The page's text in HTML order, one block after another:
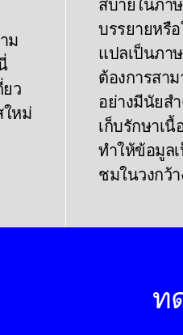
ม
ว
ใหม่
สบายในภา
บรรยายหรื
แปลเป็นภา
ต้องการสา
อย่างมีนัยสํ
เก็บรักษาเ
ทําให้ข้อมูล
ชมในวงกว้า
ท